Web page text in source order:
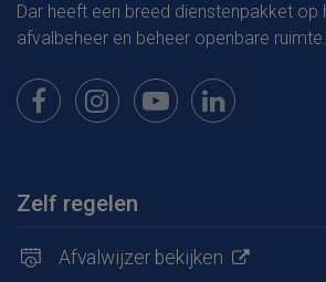
Dar heeft een breed dienstenpakket op
afvalbeheer en beheer openbare ruimte.
Bekijk onze pagina op Facebook
Bekijk onze pagina op
Bekijk onze pagina op
Bekijk onze
Zelf regelen
Afvalwijzer bekijken